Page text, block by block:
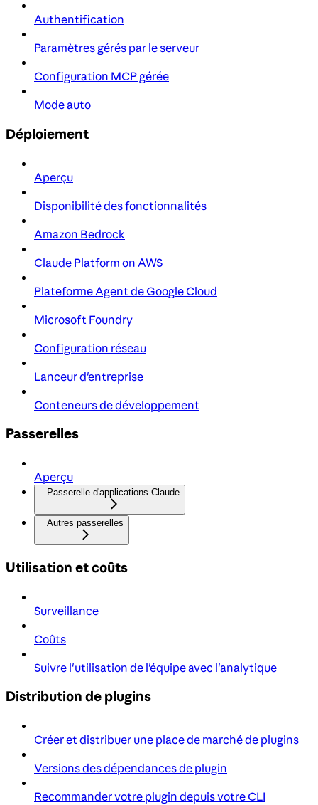
Authentification
Paramètres gérés par le serveur
Configuration MCP gérée
Mode auto
Déploiement
Aperçu
Disponibilité des fonctionnalités
Amazon Bedrock
Claude Platform on AWS
Plateforme Agent de Google Cloud
Microsoft Foundry
Configuration réseau
Lanceur d'entreprise
Conteneurs de développement
Passerelles
Aperçu
Passerelle d'applications Claude
Autres passerelles
Utilisation et coûts
Surveillance
Coûts
Suivre l'utilisation de l'équipe avec l'analytique
Distribution de plugins
Créer et distribuer une place de marché de plugins
Versions des dépendances de plugin
Recommander votre plugin depuis votre CLI